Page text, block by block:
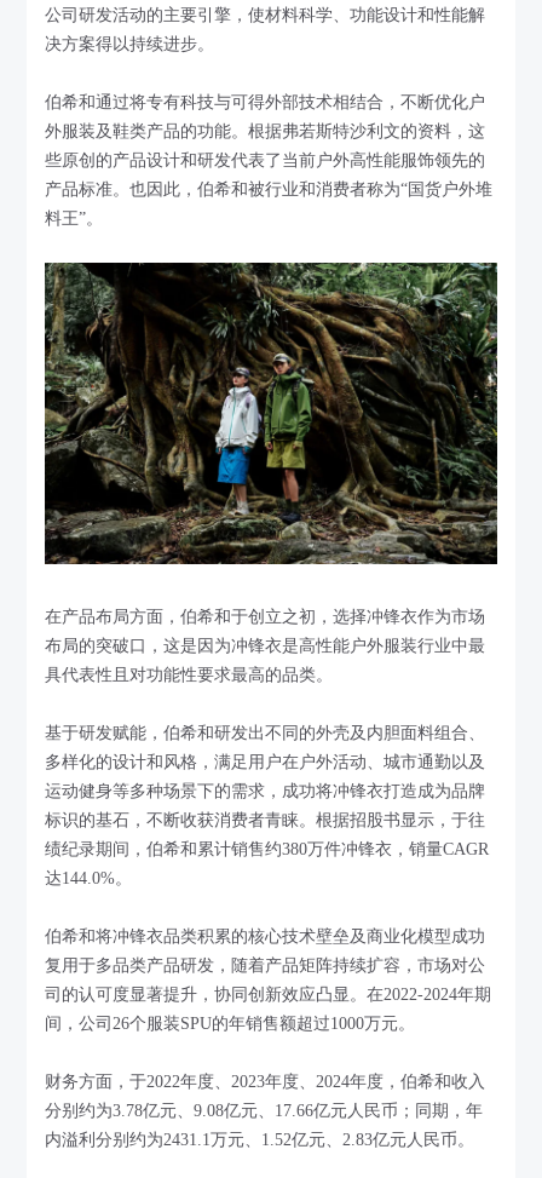
公司研发活动的主要引擎，使材料科学、功能设计和性能解
决方案得以持续进步。
伯希和通过将专有科技与可得外部技术相结合，不断优化户
外服装及鞋类产品的功能。根据弗若斯特沙利文的资料，这
些原创的产品设计和研发代表了当前户外高性能服饰领先的
产品标准。也因此，伯希和被行业和消费者称为“国货户外堆
料王”。
在产品布局方面，伯希和于创立之初，选择冲锋衣作为市场
布局的突破口，这是因为冲锋衣是高性能户外服装行业中最
具代表性且对功能性要求最高的品类。
基于研发赋能，伯希和研发出不同的外壳及内胆面料组合、
多样化的设计和风格，满足用户在户外活动、城市通勤以及
运动健身等多种场景下的需求，成功将冲锋衣打造成为品牌
标识的基石，不断收获消费者青睐。根据招股书显示，于往
绩纪录期间，伯希和累计销售约380万件冲锋衣，销量CAGR
达144.0%。
伯希和将冲锋衣品类积累的核心技术壁垒及商业化模型成功
复用于多品类产品研发，随着产品矩阵持续扩容，市场对公
司的认可度显著提升，协同创新效应凸显。在2022-2024年期
间，公司26个服装SPU的年销售额超过1000万元。
财务方面，于2022年度、2023年度、2024年度，伯希和收入
分别约为3.78亿元、9.08亿元、17.66亿元人民币；同期，年
内溢利分别约为2431.1万元、1.52亿元、2.83亿元人民币。